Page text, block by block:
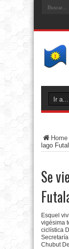
Home
lago
Se
Esquel
vigésima
ciclística
Chubut